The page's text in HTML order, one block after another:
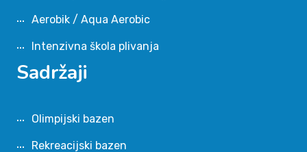
Aerobik / Aqua Aerobic
Intenzivna škola plivanja
Sadržaji
Olimpijski bazen
Rekreacijski bazen